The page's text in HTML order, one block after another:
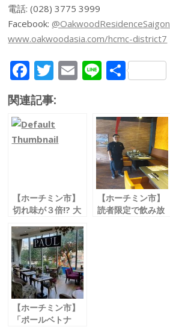
電話: (028) 3775 3999
Facebook:@OakwoodResidenceSaigon
www.oakwoodasia.com/hcmc-district7
F
ac
e
b
o
T
itt
er
E Li 共
関連記事:
【ホーチミン市】
切れ味が３倍!? 大
売開始
「プラスベトナム
/ PLUS VIETNAM
INDUSTRIAL」
【ホーチミン市】
読者限定で飲み放
【ホーチミン市】
「ポールベトナ